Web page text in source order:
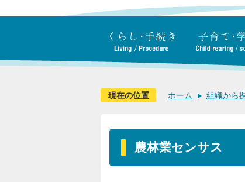
現在の位置 ホーム 組織から
農林業センサス